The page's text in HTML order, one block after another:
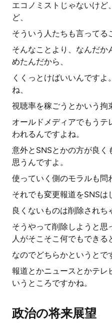
エコノミストじゃないけど
ど、
そういう人たちも言ってる
そんなことより、なんだ
めたんだから、
くくっとけばいいんです
ね、
視聴率を稼ごうとかいう拘
オールドメディアでもう
われるんですよね。
意外とSNSとかの方が良く
思うんですよ。
使っていく側のモラルも問
それでも変更報道をSNSは
良くないものは削除されち
そうやって削除しようと思
人がそこそこ何でもできる
なのでどちらかというとで
報道とかニュースとかテレ
いうところですかね。
政治の将来展望